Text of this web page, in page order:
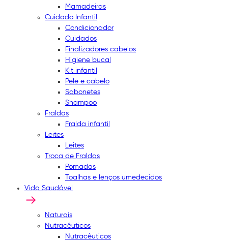
Mamadeiras
Cuidado Infantil
Condicionador
Cuidados
Finalizadores cabelos
Higiene bucal
Kit infantil
Pele e cabelo
Sabonetes
Shampoo
Fraldas
Fralda infantil
Leites
Leites
Troca de Fraldas
Pomadas
Toalhas e lenços umedecidos
Vida Saudável
Naturais
Nutracêuticos
Nutracêuticos